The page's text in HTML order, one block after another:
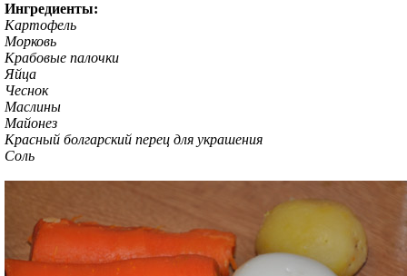
Ингредиенты:
Картофель
Морковь
Крабовые палочки
Яйца
Чеснок
Маслины
Майонез
Красный болгарский перец для украшения
Соль